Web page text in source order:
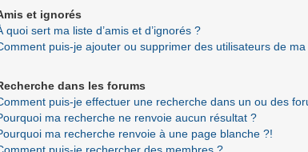
et ignorés
quoi sert ma liste d’amis et d’ignorés ?
puis-je ajouter ou supprimer des utilisateurs de ma
dans les forums
puis-je effectuer une recherche dans un ou des
ma recherche ne renvoie aucun résultat ?
ma recherche renvoie à une page blanche ?!
puis-je rechercher des membres ?